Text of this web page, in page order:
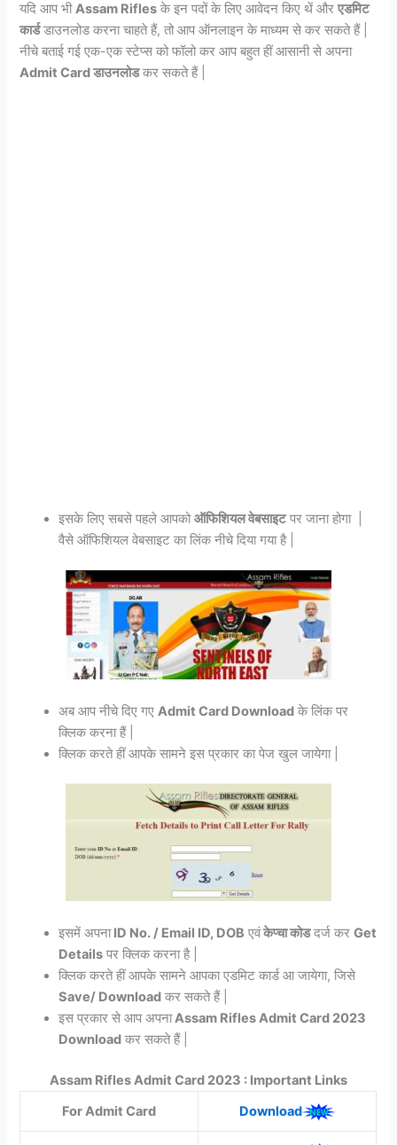
यदि आप भीAssam Rifles के इन पदों के लिए आवेदन किए थें औरएडमिट
कार्डडाउनलोड करना चाहते हैं, तो आप ऑनलाइन के माध्यम से कर सकते हैं |
नीचे बताई गई एक-एक स्टेप्स को फॉलो कर आप बहुत हीं आसानी से अपना
Admit Card डाउनलोडकर सकते हैं |
इसके लिए सबसे पहले आपकोऑफिशियल वेबसाइटपर जाना होगा |
वैसे ऑफिशियल वेबसाइट का लिंक नीचे दिया गया है |
अब आप नीचे दिए गए Admit Card Download के लिंक पर
क्लिक करना हैं |
क्लिक करते हीं आपके सामने इस प्रकार का पेज खुल जायेगा |
इसमें अपनाID No. / Email ID, DOB एवंकेप्चा कोडदर्ज करGet
Details पर क्लिक करना है |
क्लिक करते हीं आपके सामने आपका एडमिट कार्ड आ जायेगा, जिसे
Save/ Download कर सकते हैं |
इस प्रकार से आप अपनाAssam Rifles Admit Card 2023
Download कर सकते हैं |
Assam Rifles Admit Card 2023 : Important Links
For Admit Card
Download